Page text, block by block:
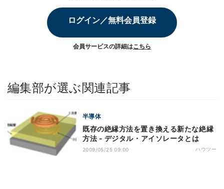
ログイン／無料会員登録
会員サービスの詳細はこちら
編集部が選ぶ関連記事
半導体
既存の絶縁方法を置き換える新たな絶縁
方法 - デジタル・アイソレータとは
2009/05/25 09:00 ハウツー